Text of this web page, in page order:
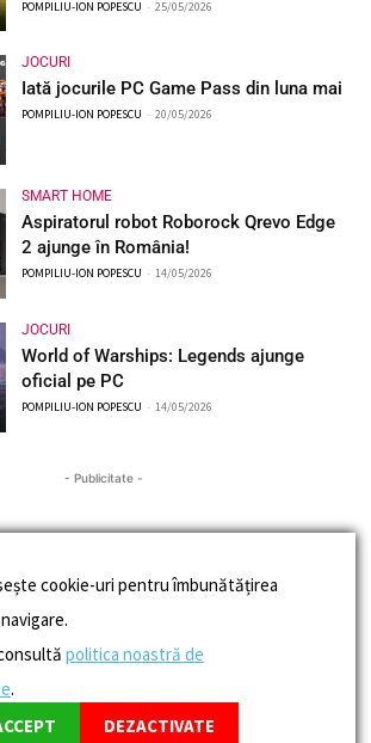
POMPILIU-ION POPESCU - 25/05/2026
JOCURI
Iată jocurile PC Game Pass din luna mai
POMPILIU-ION POPESCU - 20/05/2026
SMART HOME
Aspiratorul robot Roborock Qrevo Edge
2 ajunge în România!
POMPILIU-ION POPESCU - 14/05/2026
JOCURI
World of Warships: Legends ajunge
oficial pe PC
POMPILIU-ION POPESCU - 14/05/2026
- Publicitate -
cookie-uri pentru îmbunătățirea
politica noastră de
.
DEZACTIVATE